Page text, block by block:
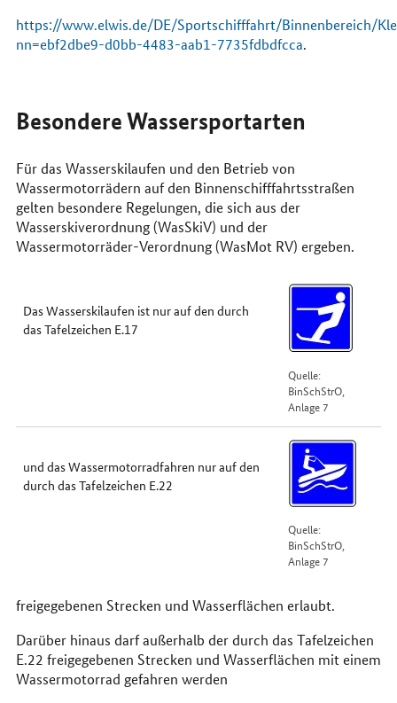
https://www.elwis.de/DE/Sportschifffahrt/Binnenbereich/
nn=ebf2dbe9-d0bb-4483-aab1-7735fdbdfcca.
Besondere Wassersportarten
Für das Wasserskilaufen und den Betrieb von
Wassermotorrädern auf den Binnenschifffahrtsstraßen
gelten besondere Regelungen, die sich aus der
Wasserskiverordnung (WasSkiV) und der
Wassermotorräder-Verordnung (WasMot RV) ergeben.
Das Wasserskilaufen ist nur auf den durch
das Tafelzeichen E.17
Quelle:
BinSchStrO,
Anlage 7
und das Wassermotorradfahren nur auf den
durch das Tafelzeichen E.22
Quelle:
BinSchStrO,
Anlage 7
freigegebenen Strecken und Wasserflächen erlaubt.
Darüber hinaus darf außerhalb der durch das Tafelzeichen
E.22 freigegebenen Strecken und Wasserflächen mit einem
Wassermotorrad gefahren werden